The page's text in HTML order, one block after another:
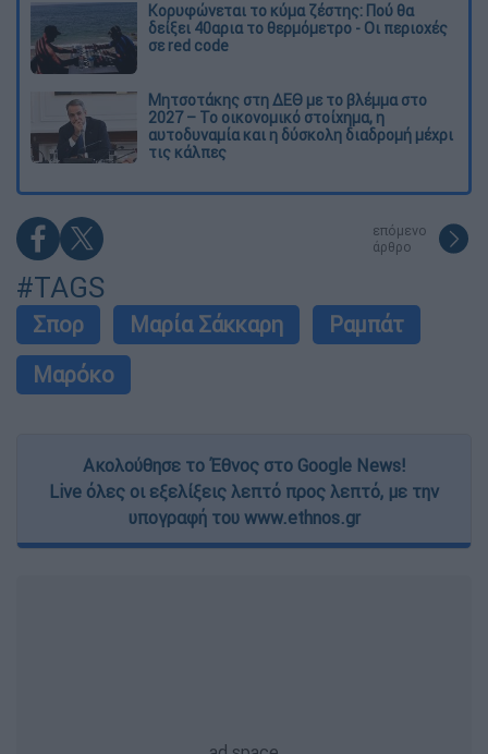
Κορυφώνεται το κύμα ζέστης: Πού θα
δείξει 40αρια το θερμόμετρο - Οι περιοχές
σε red code
Μητσοτάκης στη ΔΕΘ με το βλέμμα στο
2027 – Το οικονομικό στοίχημα, η
αυτοδυναμία και η δύσκολη διαδρομή μέχρι
τις κάλπες
επόμενο
άρθρο
#TAGS
Σπορ Μαρία Σάκκαρη
Ραμπάτ
Μαρόκο
Ακολούθησε το Έθνος στο Google News!
Live όλες οι εξελίξεις λεπτό προς λεπτό, με την
υπογραφή του www.ethnos.gr